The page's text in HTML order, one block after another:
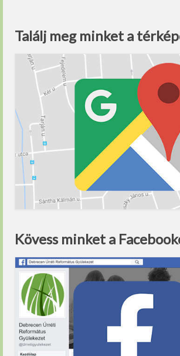
Találj meg minket a
Kövess minket a